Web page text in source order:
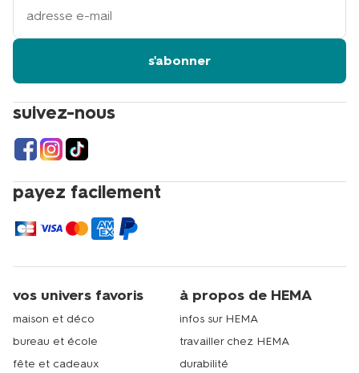
suivez-nous
payez facilement
adresse
s'abonner
vos univers favoris
maison et déco
bureau et école
fête et cadeaux
à propos de HEMA
infos sur HEMA
travailler chez HEMA
durabilité